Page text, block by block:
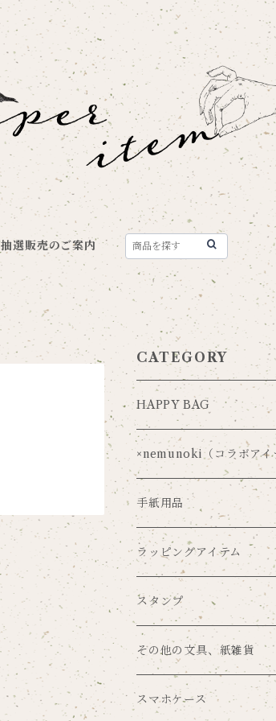
抽選販売のご案内
CATEGORY
HAPPY BAG
×nemunoki（コラボアイ
Via Carousel×nemunoki
oudmijin×nemunoki
吉井美穂×nemunoki
紙me×nemunoki
Souren
手紙用品
レターセット
便箋
ポストカード
メッセージカード
ラッピングアイテム
ラッピングペーパー
マスキングテープ
シール
スタンプ
その他の文具、紙雑貨
ブックカバー
スマホケース